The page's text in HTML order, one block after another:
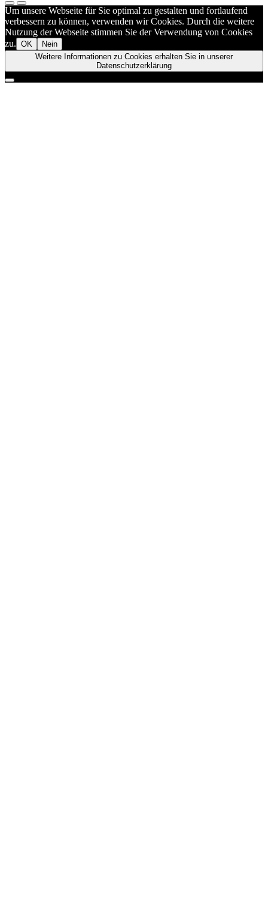
Um unsere Webseite für Sie optimal zu gestalten und fortlaufend
verbessern zu können, verwenden wir Cookies. Durch die weitere
Nutzung der Webseite stimmen Sie der Verwendung von Cookies
zu. OK
Nein
Weitere Informationen zu Cookies erhalten Sie in unserer
Datenschutzerklärung